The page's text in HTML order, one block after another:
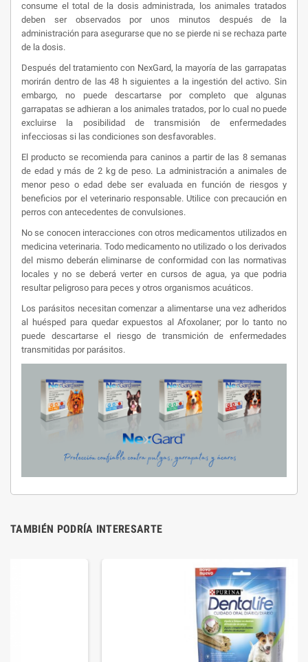
consume el total de la dosis administrada, los animales tratados
deben ser observados por unos minutos después de la
administración para asegurarse que no se pierde ni se rechaza parte
de la dosis.
Después del tratamiento con NexGard, la mayoría de las garrapatas
morirán dentro de las 48 h siguientes a la ingestión del activo. Sin
embargo, no puede descartarse por completo que algunas
garrapatas se adhieran a los animales tratados, por lo cual no puede
excluirse la posibilidad de transmisión de enfermedades
infecciosas si las condiciones son desfavorables.
El producto se recomienda para caninos a partir de las 8 semanas
de edad y más de 2 kg de peso. La administración a animales de
menor peso o edad debe ser evaluada en función de riesgos y
beneficios por el veterinario responsable. Utilice con precaución en
perros con antecedentes de convulsiones.
No se conocen interacciones con otros medicamentos utilizados en
medicina veterinaria. Todo medicamento no utilizado o los derivados
del mismo deberán eliminarse de conformidad con las normativas
locales y no se deberá verter en cursos de agua, ya que podria
resultar peligroso para peces y otros organismos acuáticos.
Los parásitos necesitan comenzar a alimentarse una vez adheridos
al huésped para quedar expuestos al Afoxolaner; por lo tanto no
puede descartarse el riesgo de transmición de enfermedades
transmitidas por parásitos.
TAMBIÉN PODRÍA INTERESARTE